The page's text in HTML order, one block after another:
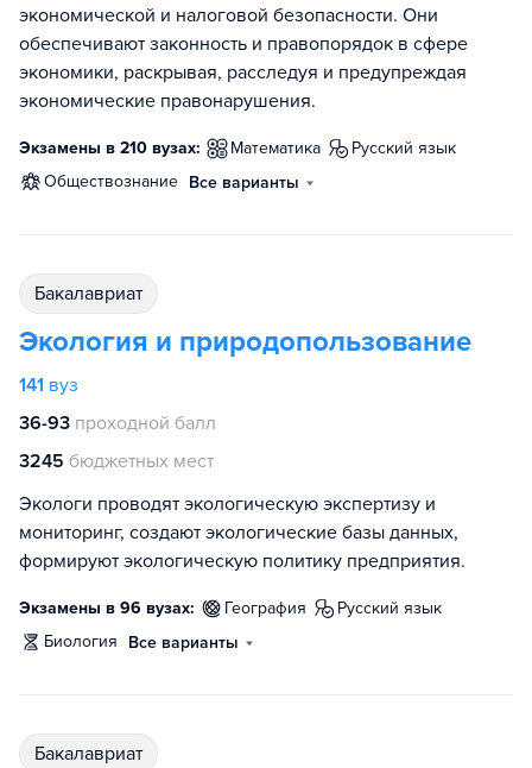
экономической и налоговой безопасности. Они
обеспечивают законность и правопорядок в сфере
экономики, раскрывая, расследуя и предупреждая
экономические правонарушения.
Экзамены в 210 вузах: математика
русский язык
обществознание Все варианты
бакалавриат
Экология и природопользование
141 вуз
36-93 проходной балл
3245 бюджетных мест
Экологи проводят экологическую экспертизу и
мониторинг, создают экологические базы данных,
формируют экологическую политику предприятия.
Экзамены в 96 вузах: география
русский язык
биология
Все варианты
бакалавриат